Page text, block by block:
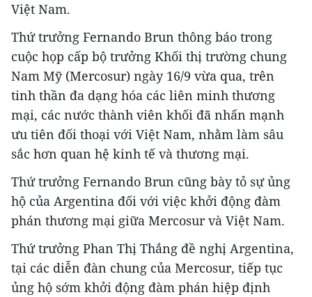
Việt Nam.
Thứ trưởng Fernando Brun thông báo trong
cuộc họp cấp bộ trưởng Khối thị trường chung
Nam Mỹ (Mercosur) ngày 16/9 vừa qua, trên
tinh thần đa dạng hóa các liên minh thương
mại, các nước thành viên khối đã nhấn mạnh
ưu tiên đối thoại với Việt Nam, nhằm làm sâu
sắc hơn quan hệ kinh tế và thương mại.
Thứ trưởng Fernando Brun cũng bày tỏ sự ủng
hộ của Argentina đối với việc khởi động đàm
phán thương mại giữa Mercosur và Việt Nam.
Thứ trưởng Phan Thị Thắng đề nghị Argentina,
tại các diễn đàn chung của Mercosur, tiếp tục
ủng hộ sớm khởi động đàm phán hiệp định